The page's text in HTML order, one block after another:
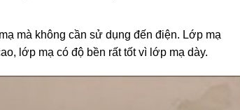
mà không cần sử dụng đến điện. Lớp mạ
lớp mạ có độ bền rất tốt vì lớp mạ dày.